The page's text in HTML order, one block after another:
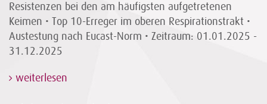
Resistenzen bei den am häufigsten aufgetretenen
Keimen • Top 10-Erreger im oberen Respirationstrakt •
Austestung nach Eucast-Norm • Zeitraum: 01.01.2025 -
31.12.2025
weiterlesen